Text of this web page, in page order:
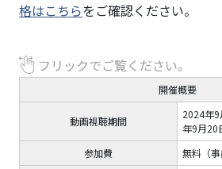
格はこちらをご確認ください。
フリックでご覧ください。
開催概要
動画視聴期間
2024年
年9月20
参加費​
無料（事